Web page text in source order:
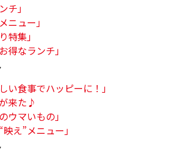
チ」
ニュー」
特集」
得なランチ」
い食事でハッピーに！」
来た♪
ウマいもの」
え”メニュー」